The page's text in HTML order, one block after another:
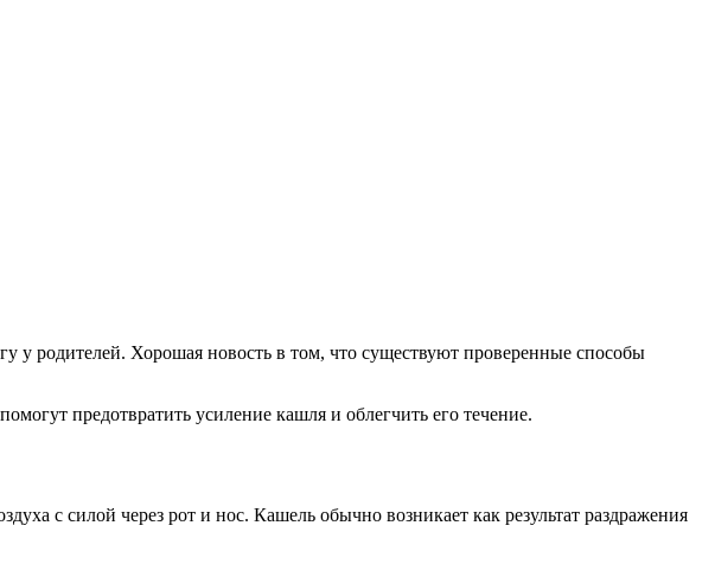
у родителей. Хорошая новость в том, что существуют проверенные способы
предотвратить усиление кашля и облегчить его течение.
с силой через рот и нос. Кашель обычно возникает как результат раздражения